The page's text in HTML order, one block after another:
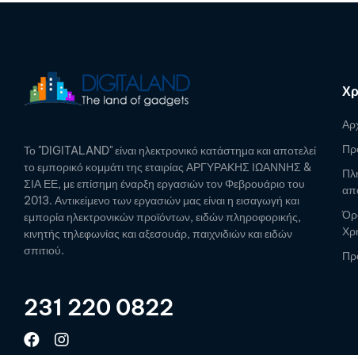
Το "DIGITALAND" είναι ηλεκτρονικό κατάστημα και αποτελεί
το εμπορικό κομμάτι της εταιρίας ΑΡΓΥΡΑΚΗΣ ΙΩΑΝΝΗΣ &
ΣΙΑ ΕΕ, με επίσημη έναρξη εργασιών τον Φεβρουάριο του
2013. Αντικείμενο των εργασιών μας είναι η εισαγωγή και
εμπορία ηλεκτρονικών προϊόντων, ειδών πληροφορικής,
κινητής τηλεφωνίας και αξεσουάρ, παιχνιδιών και ειδών
σπιτιού.
231 220 0822